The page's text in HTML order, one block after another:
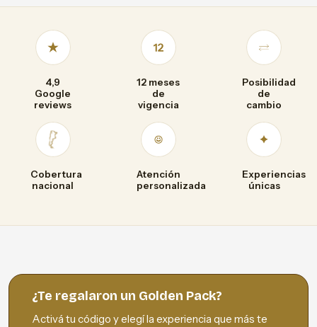
4,9
Google
reviews
12 meses
de
vigencia
Posibilidad
de
cambio
Cobertura
nacional
Atención
personalizada
Experiencias
únicas
¿Te regalaron un Golden Pack?
Activá tu código y elegí la experiencia que más te